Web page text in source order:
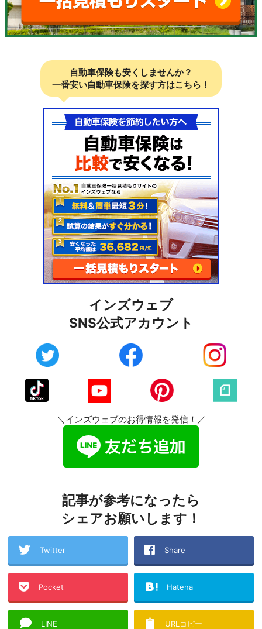
自動車保険も安くしませんか？
一番安い自動車保険を探す方はこちら！
インズウェブ
SNS公式アカウント
＼インズウェブのお得情報を発信！／
記事が参考になったら
シェアお願いします！
Twitter Share
Pocket Hatena
LINE URLコピー